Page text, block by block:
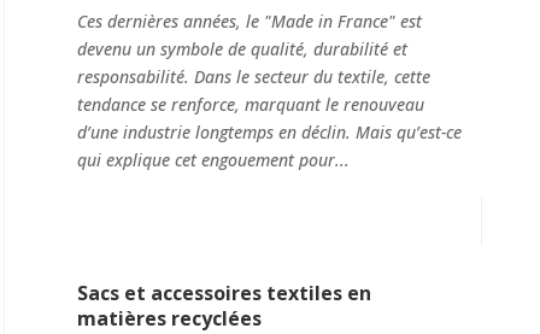
Ces dernières années, le "Made in France" est
devenu un symbole de qualité, durabilité et
responsabilité. Dans le secteur du textile, cette
tendance se renforce, marquant le renouveau
d’une industrie longtemps en déclin. Mais qu’est-ce
qui explique cet engouement pour...
Sacs et accessoires textiles en
matières recyclées